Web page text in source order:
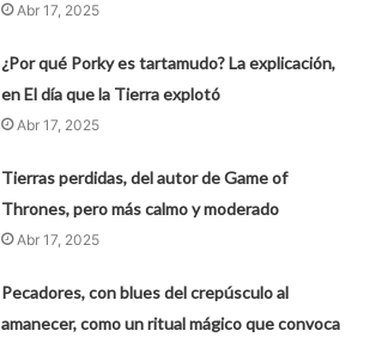
Abr 17, 2025
¿Por qué Porky es tartamudo? La explicación,
en El día que la Tierra explotó
Abr 17, 2025
Tierras perdidas, del autor de Game of
Thrones, pero más calmo y moderado
Abr 17, 2025
Pecadores, con blues del crepúsculo al
amanecer, como un ritual mágico que convoca